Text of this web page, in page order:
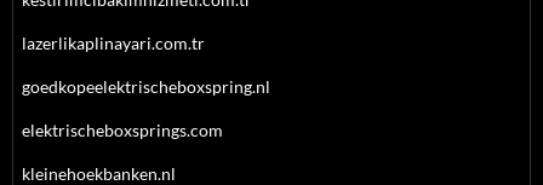
lazerlikaplinayari.com.tr
goedkopeelektrischeboxspring.nl
elektrischeboxsprings.com
kleinehoekbanken.nl